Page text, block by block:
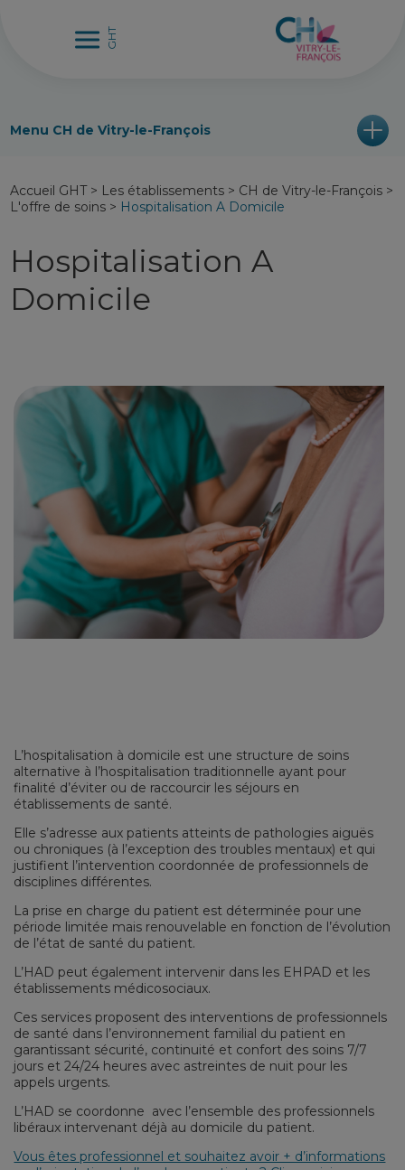
Menu CH de Vitry-le-François
Accueil GHT > Les établissements > CH de Vitry-le-François >
L'offre de soins > Hospitalisation A Domicile
Hospitalisation A
Domicile
L’hospitalisation à domicile est une structure de soins
alternative à l’hospitalisation traditionnelle ayant pour
finalité d’éviter ou de raccourcir les séjours en
établissements de santé.
Elle s’adresse aux patients atteints de pathologies aiguës
ou chroniques (à l’exception des troubles mentaux) et qui
justifient l’intervention coordonnée de professionnels de
disciplines différentes.
La prise en charge du patient est déterminée pour une
période limitée mais renouvelable en fonction de l’évolution
de l’état de santé du patient.
L’HAD peut également intervenir dans les EHPAD et les
établissements médicosociaux.
Ces services proposent des interventions de professionnels
de santé dans l’environnement familial du patient en
garantissant sécurité, continuité et confort des soins 7/7
jours et 24/24 heures avec astreintes de nuit pour les
appels urgents.
L’HAD se coordonne avec l’ensemble des professionnels
libéraux intervenant déjà au domicile du patient.
Vous êtes professionnel et souhaitez avoir + d’informations